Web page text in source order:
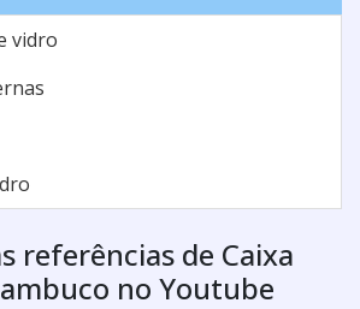
vidro
referências de Caixa
no Youtube